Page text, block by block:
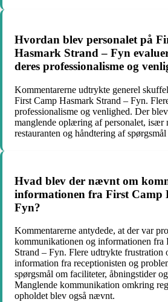
Hvordan blev personalet på
Hasmark Strand – Fyn
deres professionalisme og
Kommentarerne udtrykte generel
First Camp Hasmark Strand – Fyn.
professionalisme og venlighed. Der
manglende oplæring af personalet, især
restauranten og håndtering af
Hvad blev der nævnt om
informationen fra First Camp
Fyn?
Kommentarerne antydede, at der var
kommunikationen og informationen fra
Strand – Fyn. Flere udtrykte frustration
information fra receptionisten og
spørgsmål om faciliteter, åbningstider
Manglende kommunikation omkring
opholdet blev også nævnt.